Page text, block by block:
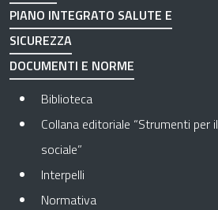
PIANO INTEGRATO SALUTE E
SICUREZZA
DOCUMENTI E NORME
Biblioteca
Collana editoriale “Strumenti per il
sociale”
Interpelli
Normativa